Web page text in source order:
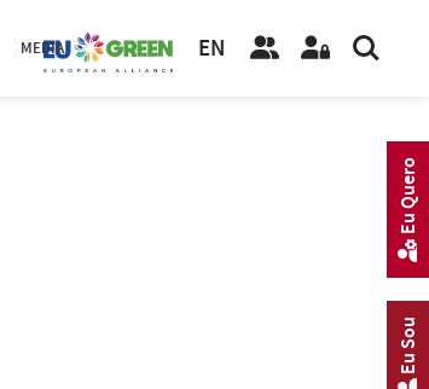
MEDIA EN
Eu Sou
Eu Quero